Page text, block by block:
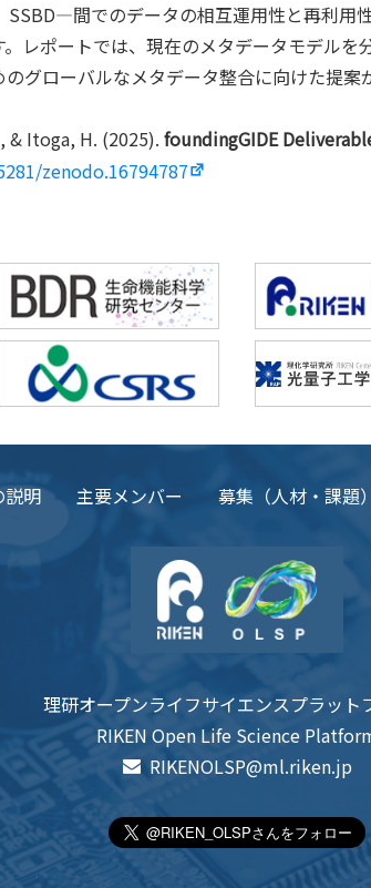
間でのデータの相互運用性と再利用
レポートでは、現在のメタデータモデル
グローバルなメタデータ整合に向けた提案
& Itoga, H. (2025). foundingGIDE
zenodo.16794787
説明 主要メンバー 募集（人材・課題）
理研オープンライフサイエンスプラット
RIKEN Open Life Science
RIKENOLSP@ml.riken.jp